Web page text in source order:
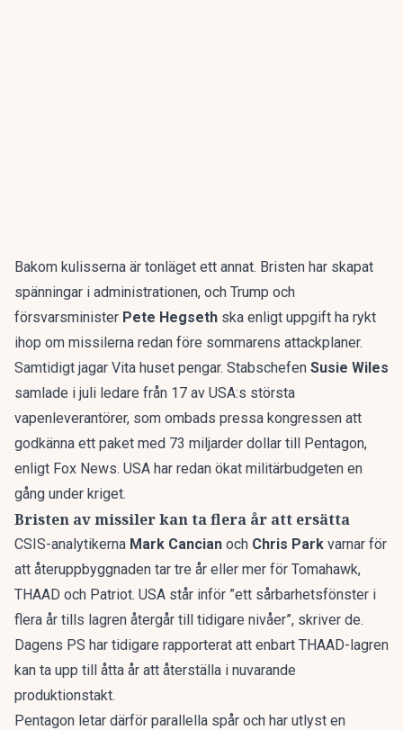
Bakom kulisserna är tonläget ett annat. Bristen har skapat
spänningar i administrationen, och Trump och
försvarsminister Pete Hegseth ska enligt uppgift ha rykt
ihop om missilerna redan före sommarens attackplaner.
Samtidigt jagar Vita huset pengar. Stabschefen Susie Wiles
samlade i juli ledare från 17 av USA:s största
vapenleverantörer, som ombads pressa kongressen att
godkänna ett paket med 73 miljarder dollar till Pentagon,
enligt Fox News. USA har redan ökat militärbudgeten en
gång under kriget.
Bristen av missiler kan ta flera år att ersätta
CSIS-analytikerna Mark Cancian och Chris Park varnar för
att återuppbyggnaden tar tre år eller mer för Tomahawk,
THAAD och Patriot. USA står inför ”ett sårbarhetsfönster i
flera år tills lagren återgår till tidigare nivåer”, skriver de.
Dagens PS har tidigare rapporterat att enbart THAAD-lagren
kan ta upp till åtta år att återställa i nuvarande
produktionstakt.
Pentagon letar därför parallella spår och har utlyst en